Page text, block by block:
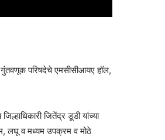
परिषदेचे एमसीसीआयए हॉल,
जितेंद्र डूडी यांच्या
लघू व मध्यम उपक्रम व मोठे